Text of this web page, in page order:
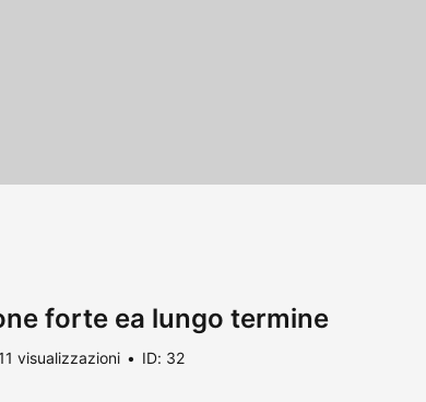
forte ea lungo termine
visualizzazioni ID: 32